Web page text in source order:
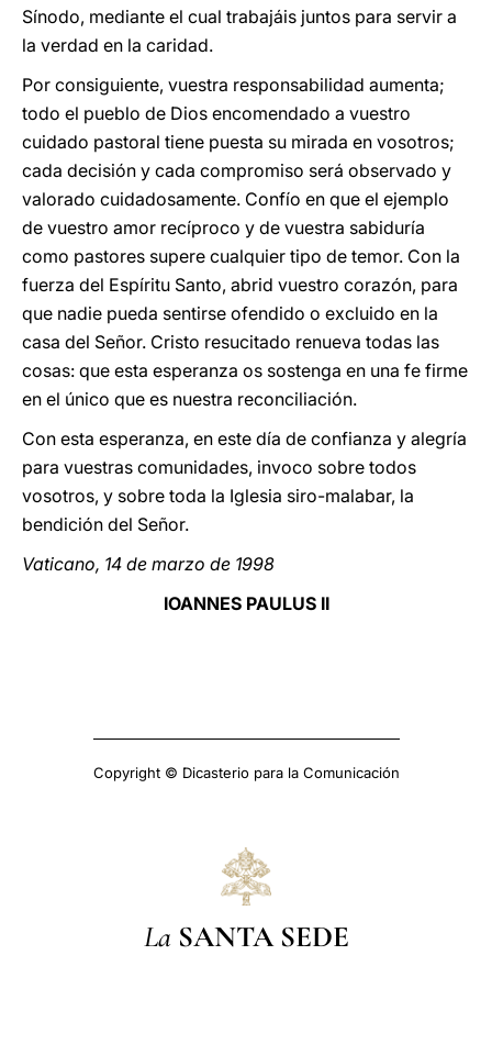
Sínodo, mediante el cual trabajáis juntos para servir a
la verdad en la caridad.
Por consiguiente, vuestra responsabilidad aumenta;
todo el pueblo de Dios encomendado a vuestro
cuidado pastoral tiene puesta su mirada en vosotros;
cada decisión y cada compromiso será observado y
valorado cuidadosamente. Confío en que el ejemplo
de vuestro amor recíproco y de vuestra sabiduría
como pastores supere cualquier tipo de temor. Con la
fuerza del Espíritu Santo, abrid vuestro corazón, para
que nadie pueda sentirse ofendido o excluido en la
casa del Señor. Cristo resucitado renueva todas las
cosas: que esta esperanza os sostenga en una fe firme
en el único que es nuestra reconciliación.
Con esta esperanza, en este día de confianza y alegría
para vuestras comunidades, invoco sobre todos
vosotros, y sobre toda la Iglesia siro-malabar, la
bendición del Señor.
Vaticano, 14 de marzo de 1998
IOANNES PAULUS II
Copyright © Dicasterio para la Comunicación
La SANTA SEDE